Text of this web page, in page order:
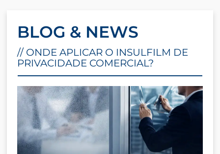
BLOG & NEWS
// ONDE APLICAR O INSULFILM DE
PRIVACIDADE COMERCIAL?